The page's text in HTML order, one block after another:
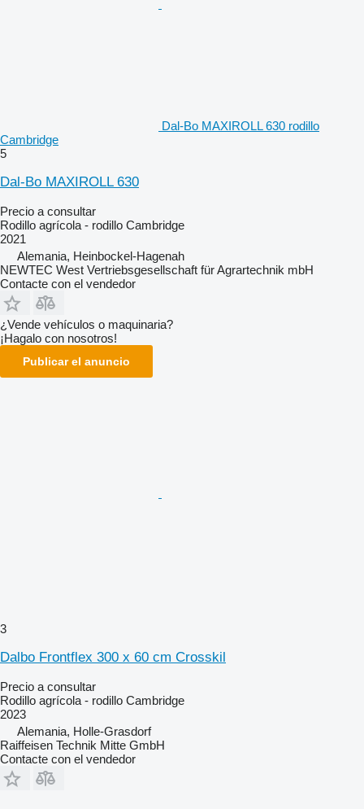
Dal-Bo MAXIROLL 630 rodillo
Cambridge
5
Dal-Bo MAXIROLL 630
Precio a consultar
Rodillo agrícola - rodillo Cambridge
2021
Alemania, Heinbockel-Hagenah
NEWTEC West Vertriebsgesellschaft für Agrartechnik mbH
Contacte con el vendedor
¿Vende vehículos o maquinaria?
¡Hagalo con nosotros!
Publicar el anuncio
3
Dalbo Frontflex 300 x 60 cm Crosskil
Precio a consultar
Rodillo agrícola - rodillo Cambridge
2023
Alemania, Holle-Grasdorf
Raiffeisen Technik Mitte GmbH
Contacte con el vendedor